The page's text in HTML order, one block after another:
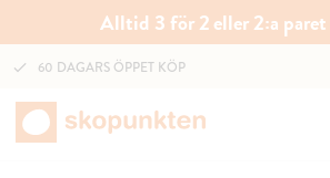
Alltid 3 för 2 eller 2:a
60 DAGARS ÖPPET KÖP